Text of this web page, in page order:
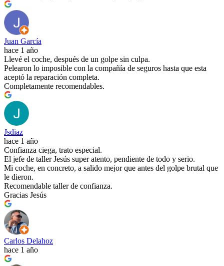
Juan García
hace 1 año
Llevé el coche, después de un golpe sin culpa.
Pelearon lo imposible con la compañía de seguros hasta que esta
aceptó la reparación completa.
Completamente recomendables.
Jsdiaz
hace 1 año
Confianza ciega, trato especial.
El jefe de taller Jesús super atento, pendiente de todo y serio.
Mi coche, en concreto, a salido mejor que antes del golpe brutal que
le dieron.
Recomendable taller de confianza.
Gracias Jesús
Carlos Delahoz
hace 1 año